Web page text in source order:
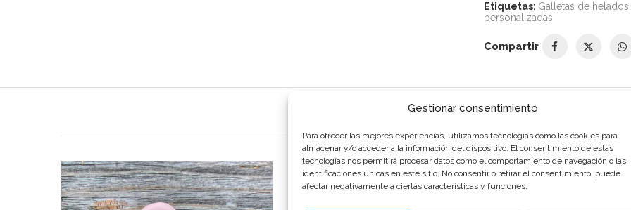
Gestionar consentimiento
Para ofrecer las mejores experiencias, utilizamos tecnologías como las cookies para
almacenar y/o acceder a la información del dispositivo. El consentimiento de estas
tecnologías nos permitirá procesar datos como el comportamiento de navegación o las
identificaciones únicas en este sitio. No consentir o retirar el consentimiento, puede
afectar negativamente a ciertas características y funciones.
Etiquetas: Galletas de helados
personalizadas
Compartir
DESCRIPCIÓN INFORMACIÓN ADICIONAL